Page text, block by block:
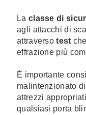
La classe di
agli attacchi di
attraversotest
effrazione più
È importante
malintenzionato
attrezzi
qualsiasi porta